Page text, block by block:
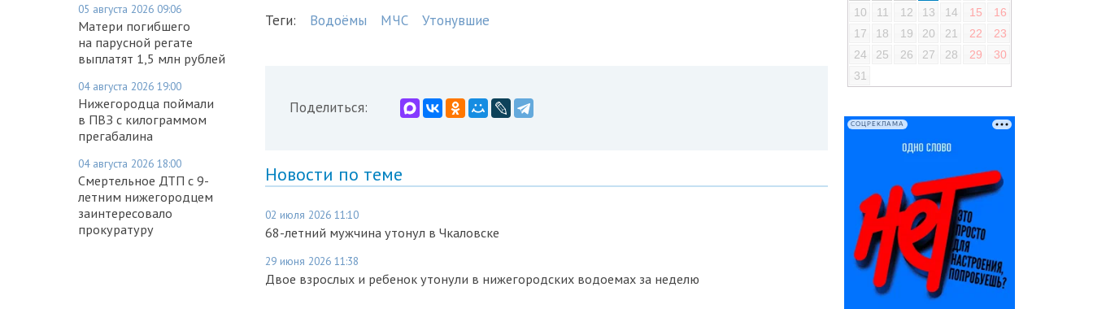
05 августа 2026 09:06
Матери погибшего
на парусной регате
выплатят 1,5 млн рублей
04 августа 2026 19:00
Нижегородца поймали
в ПВЗ с килограммом
прегабалина
04 августа 2026 18:00
Смертельное ДТП с 9-
летним нижегородцем
заинтересовало
прокуратуру
Теги: Водоёмы МЧС Утонувшие
Поделиться:
Новости по теме
02 июля 2026 11:10
68-летний мужчина утонул в Чкаловске
29 июня 2026 11:38
Двое взрослых и ребенок утонули в нижегородских водоемах за неделю
10
11 12 13 14 15
16
17
18 19 20 21 22
23
24
25 26 27 28 29
30
31
СОЦРЕКЛАМА